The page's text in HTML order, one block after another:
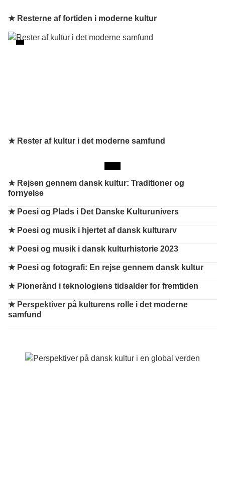
★ Resterne af fortiden i moderne kultur
★ Rester af kultur i det moderne samfund
★ Rejsen gennem dansk kultur: Traditioner og
fornyelse
★ Poesi og Plads i Det Danske Kulturunivers
★ Poesi og musik i hjertet af dansk kulturarv
★ Poesi og musik i dansk kulturhistorie 2023
★ Poesi og fotografi: En rejse gennem dansk kultur
★ Pionerånd i teknologiens tidsalder for fremtiden
★ Perspektiver på kulturens rolle i det moderne
samfund